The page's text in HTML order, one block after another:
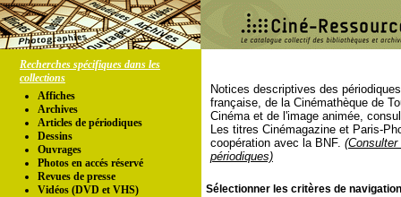
Recherches spécifiques dans les
collections
Affiches
Archives
Articles de périodiques
Dessins
Ouvrages
Photos en accés réservé
Revues de presse
Vidéos (DVD et VHS)
Notices descriptives des
française, de la Cinémathèque de
Cinéma et de l'image animée,
Les titres Cinémagazine et Paris-
coopération avec la BNF.
périodiques)
Sélectionner les critères de